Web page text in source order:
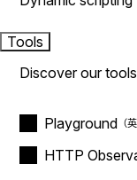
Tools
Discover our tools
Playground
HTTP